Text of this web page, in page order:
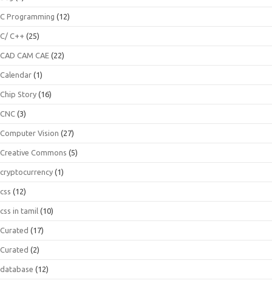
C Programming (12)
C/ C++ (25)
CAD CAM CAE (22)
Calendar (1)
Chip Story (16)
CNC (3)
Computer Vision (27)
Creative Commons (5)
cryptocurrency (1)
css (12)
css in tamil (10)
Curated (17)
Curated (2)
database (12)